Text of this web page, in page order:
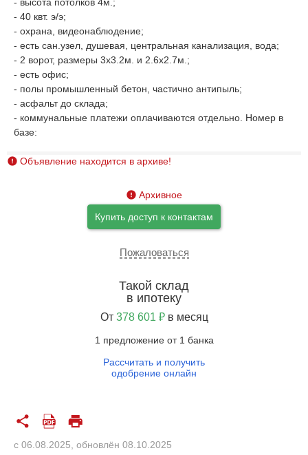
- 40 квт. э/э;
- охрана, видеонаблюдение;
- есть сан.узел, душевая, центральная канализация, вода;
- 2 ворот, размеры 3х3.2м. и 2.6х2.7м.;
- есть офис;
- полы промышленный бетон, частично антипыль;
- асфальт до склада;
- коммунальные платежи оплачиваются отдельно. Номер в
базе:
Объявление находится в архиве!
Архивное
Купить доступ к контактам
Пожаловаться
Такой склад
в ипотеку
От 378 601 ₽в месяц
1 предложение от 1 банка
Рассчитать и получить
одобрение онлайн
с 06.08.2025, обновлён 08.10.2025